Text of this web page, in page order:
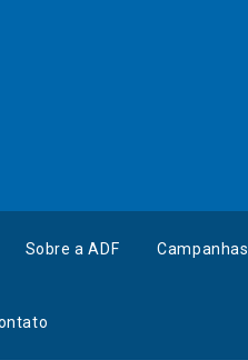
Sobre a ADF Campanhas